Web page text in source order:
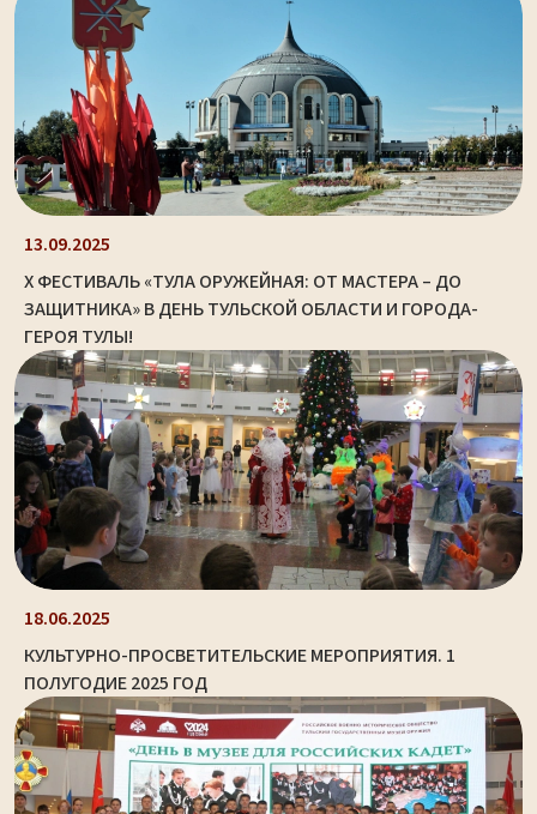
13.09.2025
X ФЕСТИВАЛЬ «ТУЛА ОРУЖЕЙНАЯ: ОТ МАСТЕРА – ДО
ЗАЩИТНИКА» В ДЕНЬ ТУЛЬСКОЙ ОБЛАСТИ И ГОРОДА-
ГЕРОЯ ТУЛЫ!
18.06.2025
КУЛЬТУРНО-ПРОСВЕТИТЕЛЬСКИЕ МЕРОПРИЯТИЯ. 1
ПОЛУГОДИЕ 2025 ГОД